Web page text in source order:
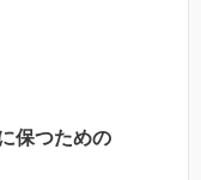
保つための